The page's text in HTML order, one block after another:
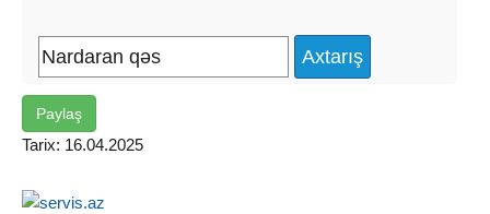
Продается земельный участок 24 сот. Общая площадь
24 сотки. Участок можно разделить по частям 3, 4, 5, 6,
12-24 сот. Асфальтированная дорога (40%). Участок
расположен на возвышенности.
Подведены все линии коммуникаций - бесперебойная
Все документы в порядке имеется КУПЧАЯ. 1 СОТ 8000
Paylaş
Tarix: 16.04.2025